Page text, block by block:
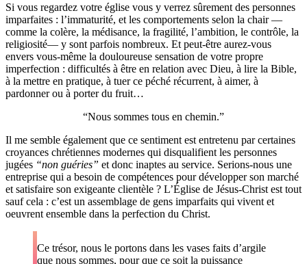
Si vous regardez votre église vous y verrez sûrement des personnes
imparfaites : l’immaturité, et les comportements selon la chair —
comme la colère, la médisance, la fragilité, l’ambition, le contrôle, la
religiosité— y sont parfois nombreux. Et peut-être aurez-vous
envers vous-même la douloureuse sensation de votre propre
imperfection : difficultés à être en relation avec Dieu, à lire la Bible,
à la mettre en pratique, à tuer ce péché récurrent, à aimer, à
pardonner ou à porter du fruit…
Nous sommes tous en chemin.
Il me semble également que ce sentiment est entretenu par certaines
croyances chrétiennes modernes qui disqualifient les personnes
jugées “non guéries” et donc inaptes au service. Serions-nous une
entreprise qui a besoin de compétences pour développer son marché
et satisfaire son exigeante clientèle ? L’Église de Jésus-Christ est tout
sauf cela : c’est un assemblage de gens imparfaits qui vivent et
oeuvrent ensemble dans la perfection du Christ.
Ce trésor, nous le portons dans les vases faits d’argile
que nous sommes, pour que ce soit la puissance